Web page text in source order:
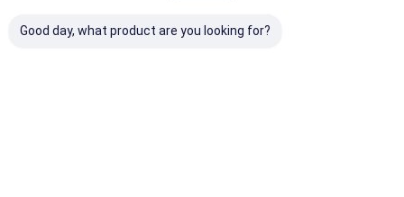
Good day, what product are you looking for?